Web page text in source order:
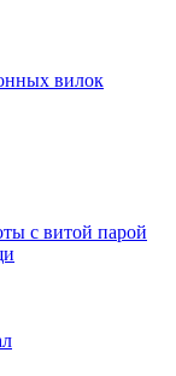
вилок
с витой парой